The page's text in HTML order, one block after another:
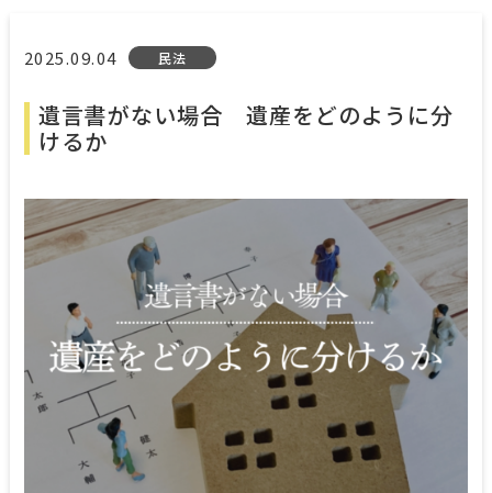
2025.09.04 民法
遺言書がない場合 遺産をどのように分
けるか